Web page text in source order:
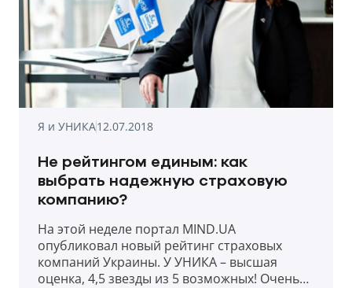
Я и УНИКА12.07.2018
Не рейтингом единым: как
выбрать надежную страховую
компанию?
На этой неделе портал MIND.UA
опубликовал новый рейтинг страховых
компаний Украины. У УНИКА – высшая
оценка, 4,5 звезды из 5 возможных! Очень